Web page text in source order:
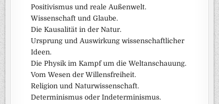
Positivismus und reale Außenwelt.
Wissenschaft und Glaube.
Die Kausalität in der Natur.
Ursprung und Auswirkung wissenschaftlicher
Ideen.
Die Physik im Kampf um die Weltanschauung.
Vom Wesen der Willensfreiheit.
Religion und Naturwissenschaft.
Determinismus oder Indeterminismus.